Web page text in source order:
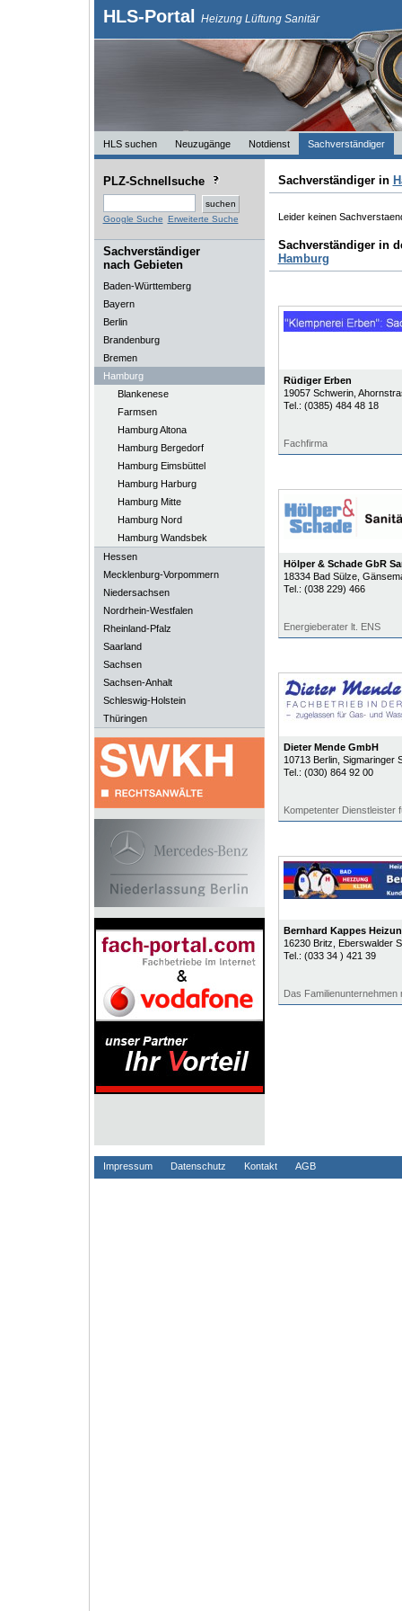
HLS-Portal Heizung Lüftung Sanitär
HLS suchen Neuzugänge Notdienst Sachverständiger
PLZ-Schnellsuche
Google Suche Erweiterte Suche
Sachverständiger
nach Gebieten
Baden-Württemberg
Bayern
Berlin
Brandenburg
Bremen
Hamburg
Blankenese
Farmsen
Hamburg Altona
Hamburg Bergedorf
Hamburg Eimsbüttel
Hamburg Harburg
Hamburg Mitte
Hamburg Nord
Hamburg Wandsbek
Hessen
Mecklenburg-Vorpommern
Niedersachsen
Nordrhein-Westfalen
Rheinland-Pfalz
Saarland
Sachsen
Sachsen-Anhalt
Schleswig-Holstein
Thüringen
Sachverständiger in
Leider keinen
Sachverständiger in
Hamburg
Rüdiger Erben
19057 Schwerin,
Tel.: (0385) 484 48 18
Fachfirma
Hölper & Schade GbR
18334 Bad Sülze,
Tel.: (038 229) 466
Energieberater lt. ENS
Dieter Mende GmbH
10713 Berlin, Sigmaringer
Tel.: (030) 864 92 00
Kompetenter Dienstleister
Bernhard Kappes
16230 Britz , Eberswalder
Tel.: (033 34 ) 421 39
Das Familienunternehmen
Impressum Datenschutz Kontakt AGB